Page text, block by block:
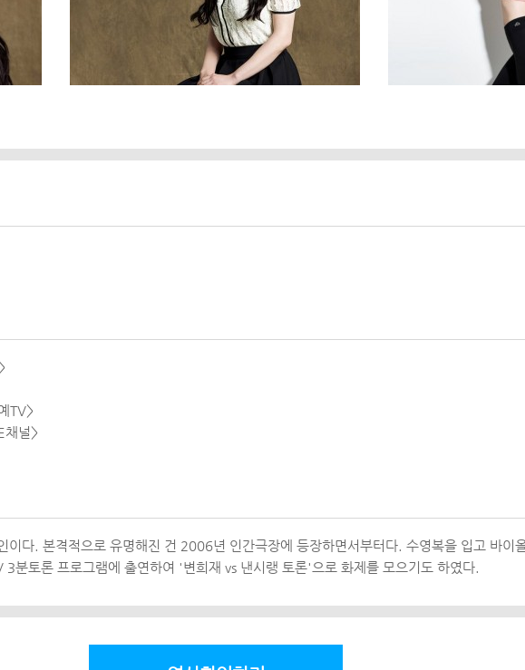
TV>
채널>
이다. 본격적으로 유명해진 건 2006년 인간극장에 등장하면서부터다. 수영복을 입고 바이
분토론 프로그램에 출연하여 '변희재 vs 낸시랭 토론'으로 화제를 모으기도 하였다.